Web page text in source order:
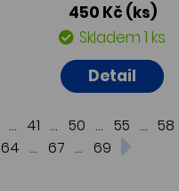
450 Kč (ks)
Skladem 1 ks
Detail
... 41 ... 50 ... 55 ... 58
64 ... 67 ... 69